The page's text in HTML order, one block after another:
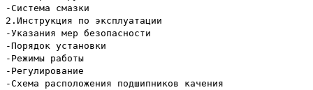
-Система смазки
2.Инструкция по эксплуатации
-Указания мер безопасности
-Порядок установки
-Режимы работы
-Регулирование
-Схема расположения подшипников качения